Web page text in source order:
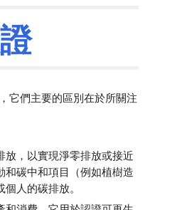
它們主要的區別在於所關注
，以實現淨零排放或接近
碳中和項目（例如植樹造
人的碳排放。